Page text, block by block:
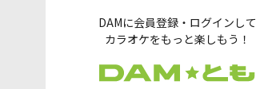
DAMに会員登録・ログインして
カラオケをもっと楽しもう！